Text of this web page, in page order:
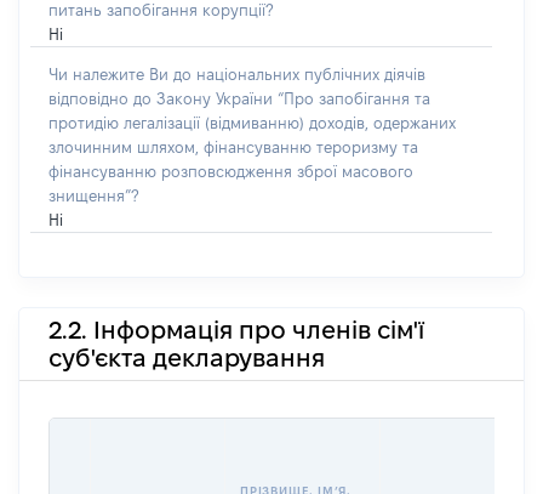
питань запобігання корупції?
Ні
Чи належите Ви до національних публічних діячів
відповідно до Закону України “Про запобігання та
протидію легалізації (відмиванню) доходів, одержаних
злочинним шляхом, фінансуванню тероризму та
фінансуванню розповсюдження зброї масового
знищення”?
Ні
2.2. Інформація про членів сім'ї
суб'єкта декларування
ПРІЗВИЩЕ, ІМʼЯ,